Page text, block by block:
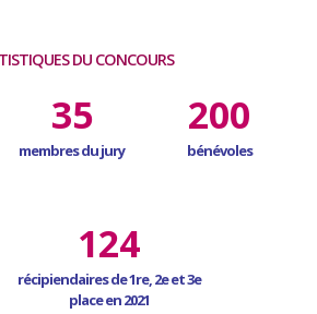
DU CONCOURS
35
membres du jury
200
bénévoles
124
récipiendaires de 1re, 2e et 3e
place en 2021